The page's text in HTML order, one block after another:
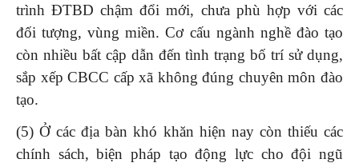
trình ĐTBD chậm đổi mới, chưa phù hợp với các
đối tượng, vùng miền. Cơ cấu ngành nghề đào tạo
còn nhiều bất cập dẫn đến tình trạng bố trí sử dụng,
sắp xếp CBCC cấp xã không đúng chuyên môn đào
tạo.
(5) Ở các địa bàn khó khăn hiện nay còn thiếu các
chính sách, biện pháp tạo động lực cho đội ngũ